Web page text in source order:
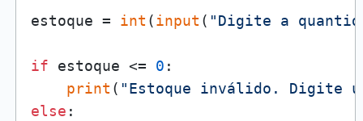
estoque = int (input ( "Digite a
if estoque <= 0 :
print ( "Estoque inválido. Digite
else :